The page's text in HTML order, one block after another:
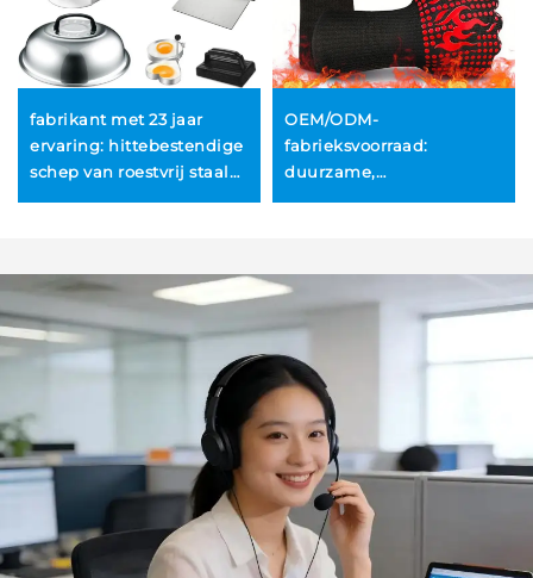
fabrikant met 23 jaar
ervaring: hittebestendige
schep van roestvrij staal
barbecuegereedschapsset
met 12 stuks
OEM/ODM-
fabrieksvoorraad:
duurzame,
hoge
temperatuurbestendigheid,
vuurvast en brandwerend
tegen verbrandingen,
ovenhandschoenen